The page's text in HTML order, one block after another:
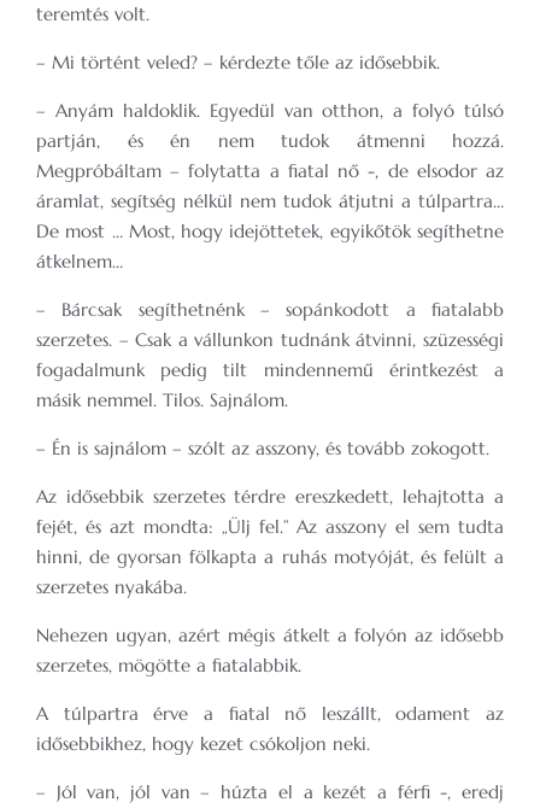
teremtés volt.
– Mi történt veled? – kérdezte tőle az idősebbik.
– Anyám haldoklik. Egyedül van otthon, a folyó túlsó
partján, és én nem tudok átmenni hozzá.
Megpróbáltam – folytatta a fiatal nő -, de elsodor az
áramlat, segítség nélkül nem tudok átjutni a túlpartra…
De most … Most, hogy idejöttetek, egyikőtök segíthetne
átkelnem…
– Bárcsak segíthetnénk – sopánkodott a fiatalabb
szerzetes. – Csak a vállunkon tudnánk átvinni, szüzességi
fogadalmunk pedig tilt mindennemű érintkezést a
másik nemmel. Tilos. Sajnálom.
– Én is sajnálom – szólt az asszony, és tovább zokogott.
Az idősebbik szerzetes térdre ereszkedett, lehajtotta a
fejét, és azt mondta: „Ülj fel.” Az asszony el sem tudta
hinni, de gyorsan fölkapta a ruhás motyóját, és felült a
szerzetes nyakába.
Nehezen ugyan, azért mégis átkelt a folyón az idősebb
szerzetes, mögötte a fiatalabbik.
A túlpartra érve a fiatal nő leszállt, odament az
idősebbikhez, hogy kezet csókoljon neki.
– Jól van, jól van – húzta el a kezét a férfi -, eredj